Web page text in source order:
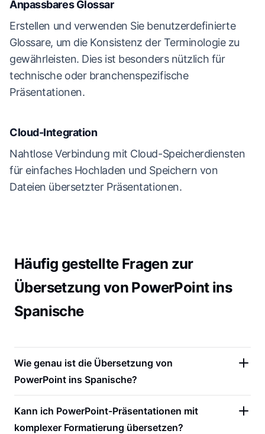
Anpassbares Glossar
Erstellen und verwenden Sie benutzerdefinierte
Glossare, um die Konsistenz der Terminologie zu
gewährleisten. Dies ist besonders nützlich für
technische oder branchenspezifische
Präsentationen.
Cloud-Integration
Nahtlose Verbindung mit Cloud-Speicherdiensten
für einfaches Hochladen und Speichern von
Dateien übersetzter Präsentationen.
Häufig gestellte Fragen zur
Übersetzung von PowerPoint ins
Spanische
Wie genau ist die Übersetzung von
PowerPoint ins Spanische?
Kann ich PowerPoint-Präsentationen mit
komplexer Formatierung übersetzen?